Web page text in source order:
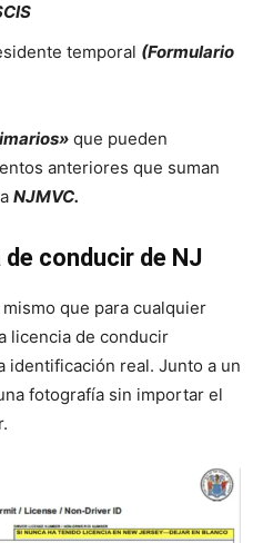
temporal (Formulario
que pueden
anteriores que suman
NJMVC.
conducir de NJ
que para cualquier
licencia de conducir
identificación real. Junto a un
fotografía sin importar el